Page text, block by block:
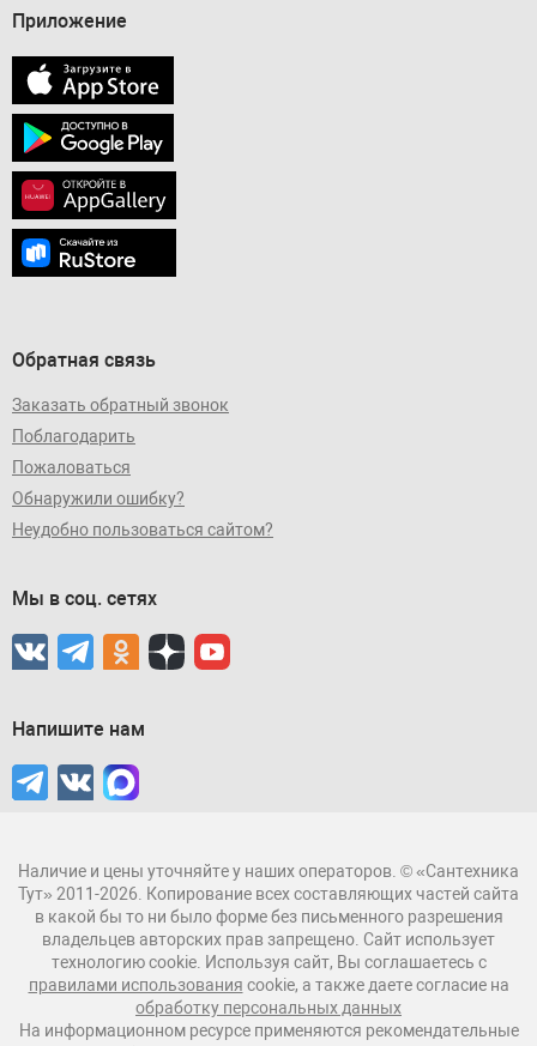
Приложение
Обратная связь
Заказать обратный звонок
Поблагодарить
Пожаловаться
Обнаружили ошибку?
Неудобно пользоваться сайтом?
Мы в соц. сетях
Напишите нам
Наличие и цены уточняйте у наших операторов. © «Сантехника
Тут» 2011-2026. Копирование всех составляющих частей сайта
в какой бы то ни было форме без письменного разрешения
владельцев авторских прав запрещено. Сайт использует
технологию cookie. Используя сайт, Вы соглашаетесь с
правилами использования cookie, а также даете согласие на
обработку персональных данных
На информационном ресурсе применяются рекомендательные